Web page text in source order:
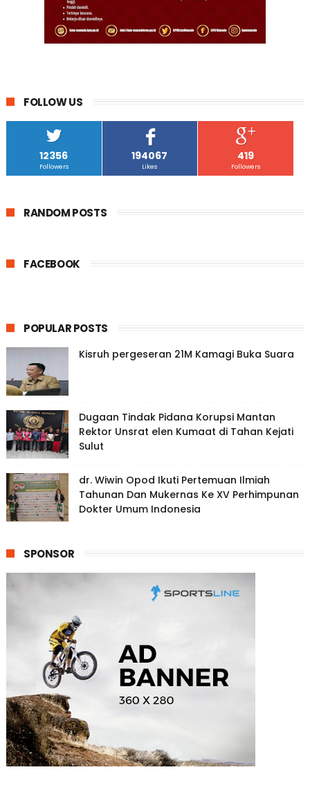
FOLLOW US
12356
Followers
194067
Likes
419
Followers
RANDOM POSTS
FACEBOOK
POPULAR POSTS
Kisruh pergeseran 21M Kamagi Buka Suara
Dugaan Tindak Pidana Korupsi Mantan
Rektor Unsrat elen Kumaat di Tahan Kejati
Sulut
dr. Wiwin Opod Ikuti Pertemuan Ilmiah
Tahunan Dan Mukernas Ke XV Perhimpunan
Dokter Umum Indonesia
SPONSOR